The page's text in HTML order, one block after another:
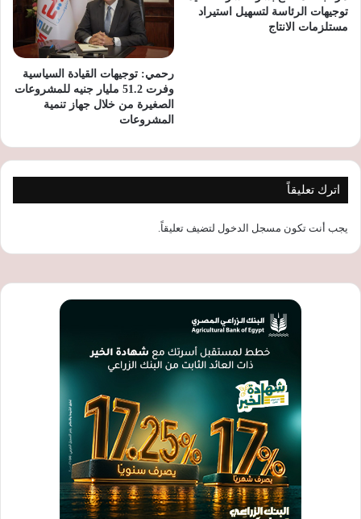
توجيهات الرئاسة لتسهيل استيراد
مستلزمات الانتاج
رحمي: توجيهات القيادة السياسية
وفرت 51.2 مليار جنيه للمشروعات
الصغيرة من خلال جهاز تنمية
المشروعات
اترك تعليقاً
يجب أنت تكون مسجل الدخول لتضيف تعليقاً.